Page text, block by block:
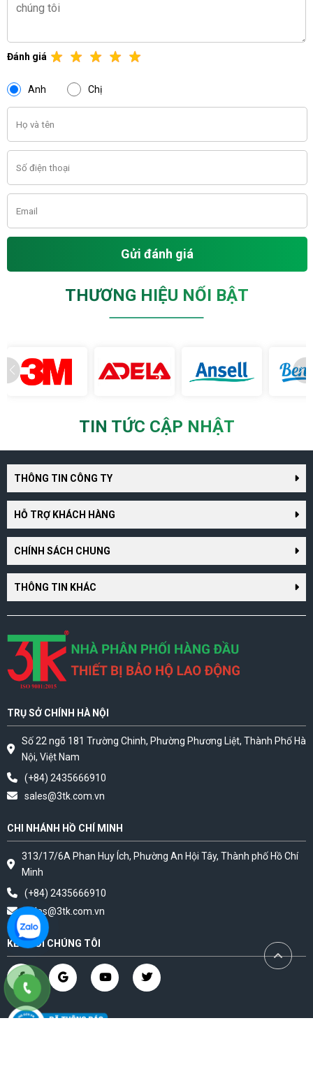
Đánh giá
Anh Chị
Gửi đánh giá
THƯƠNG HIỆU NỔI BẬT
TIN TỨC CẬP NHẬT
THÔNG TIN CÔNG TY
HỖ TRỢ KHÁCH HÀNG
CHÍNH SÁCH CHUNG
THÔNG TIN KHÁC
TRỤ SỞ CHÍNH HÀ NỘI
Số 22 ngõ 181 Trường Chinh, Phường Phương Liệt, Thành Phố Hà
Nội, Việt Nam
(+84) 2435666910
sales@3tk.com.vn
CHI NHÁNH HỒ CHÍ MINH
313/17/6A Phan Huy Ích, Phường An Hội Tây, Thành phố Hồ Chí
Minh
(+84) 2435666910
sales@3tk.com.vn
KẾT NỐI CHÚNG TÔI